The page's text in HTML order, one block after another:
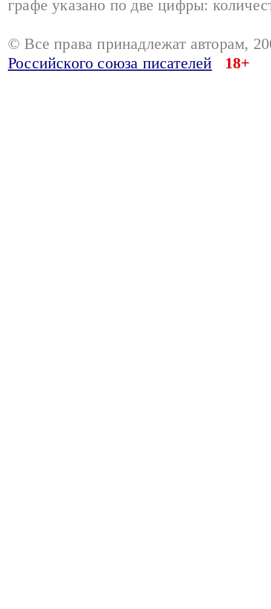
графе указано по две цифры:
© Все права принадлежат авторам,
Российского союза писателей
18+